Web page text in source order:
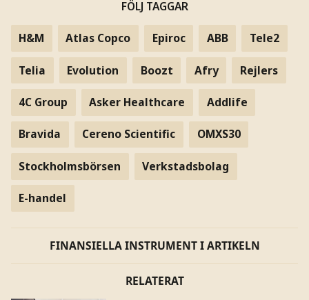
FÖLJ TAGGAR
H&M Atlas Copco Epiroc ABB Tele2
Telia Evolution Boozt Afry Rejlers
4C Group Asker Healthcare Addlife
Bravida Cereno Scientific OMXS30
Stockholmsbörsen Verkstadsbolag
E-handel
FINANSIELLA INSTRUMENT I ARTIKELN
RELATERAT